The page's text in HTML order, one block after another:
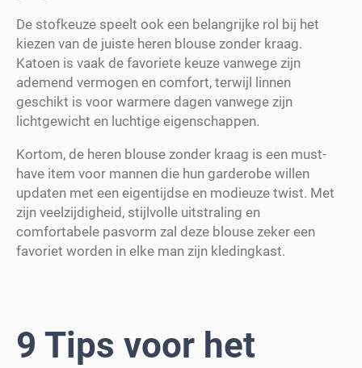
De stofkeuze speelt ook een belangrijke rol bij het
kiezen van de juiste heren blouse zonder kraag.
Katoen is vaak de favoriete keuze vanwege zijn
ademend vermogen en comfort, terwijl linnen
geschikt is voor warmere dagen vanwege zijn
lichtgewicht en luchtige eigenschappen.
Kortom, de heren blouse zonder kraag is een must-
have item voor mannen die hun garderobe willen
updaten met een eigentijdse en modieuze twist. Met
zijn veelzijdigheid, stijlvolle uitstraling en
comfortabele pasvorm zal deze blouse zeker een
favoriet worden in elke man zijn kledingkast.
9 Tips voor het